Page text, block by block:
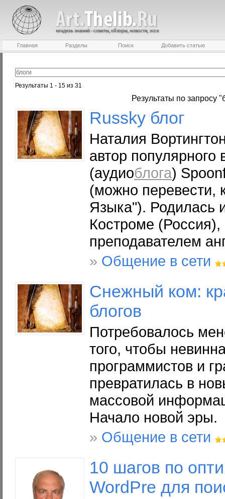
Главная Разделы Поиск Добавить статью
Результаты 1 - 15 из 31
Результаты по запросу
Russky блог
Наталия
автор
(аудиоблога)
(можно перевести,
Языка"). Родилась
Костроме (Россия),
преподавателем
» Общение в сети
Снежный ком:
блогов
Потребовалось
того, чтобы
программистов и
превратилась в
массовой
Начало новой эры.
» Общение в сети
10 шагов по
WordPre для